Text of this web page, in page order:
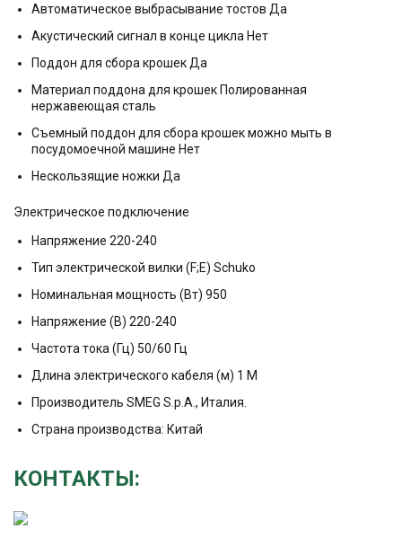
Автоматическое выбрасывание тостов Да
Акустический сигнал в конце цикла Hет
Поддон для сбора крошек Да
Материал поддона для крошек Полированная
нержавеющая сталь
Съемный поддон для сбора крошек можно мыть в
посудомоечной машине Нет
Нескользящие ножки Да
Электрическое подключение
Напряжение 220-240
Тип электрической вилки (F;E) Schuko
Номинальная мощность (Вт) 950
Напряжение (В) 220-240
Частота тока (Гц) 50/60 Гц
Длина электрического кабеля (м) 1 M
Производитель SMEG S.p.A., Италия.
Страна производства: Китай
КОНТАКТЫ: